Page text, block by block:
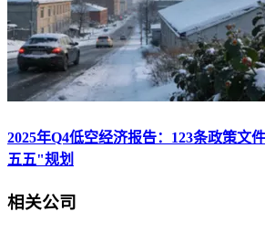
2025年Q4低空经济报告：123条政策文
五五"规划
相关公司